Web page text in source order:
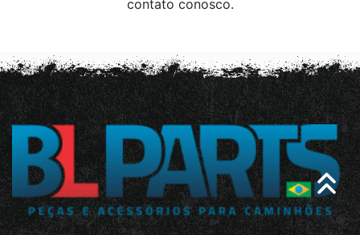
contato conosco.